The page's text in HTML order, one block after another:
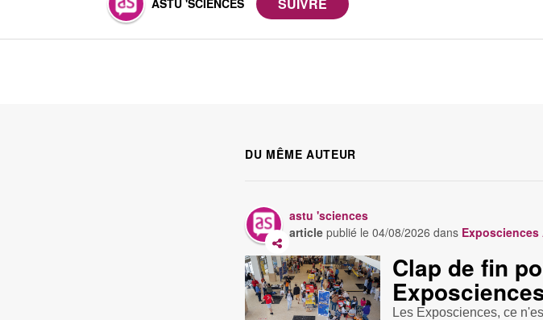
ASTU 'SCIENCES
DU MÊME AUTEUR
astu 'sciences
article publié le04/08/2026 dans Exposciences
Clap de fin
Les Exposciences, ce